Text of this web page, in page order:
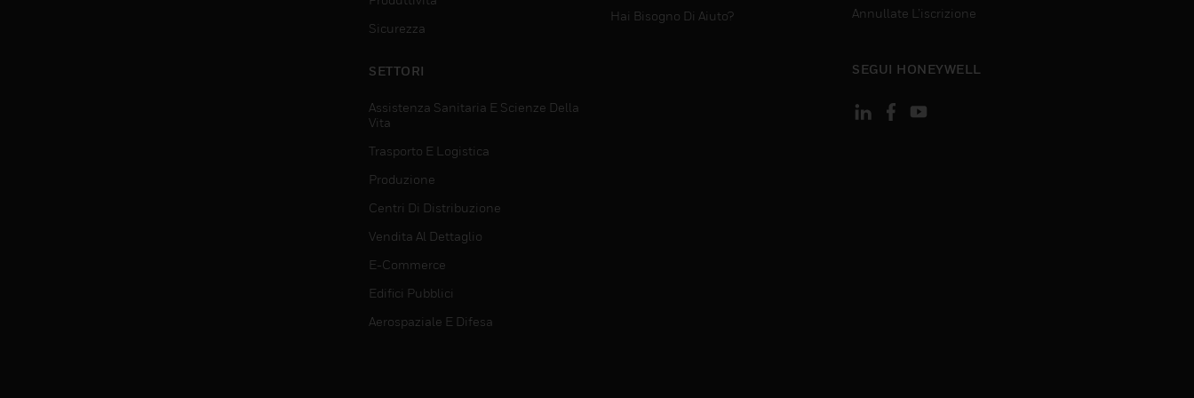
Sicurezza
SETTORI
Assistenza Sanitaria E Scienze Della
Vita
Trasporto E Logistica
Produzione
Centri Di Distribuzione
Vendita Al Dettaglio
E-Commerce
Edifici Pubblici
Aerospaziale E Difesa
Hai Bisogno Di Aiuto?
Annullate L’iscrizione
SEGUI HONEYWELL